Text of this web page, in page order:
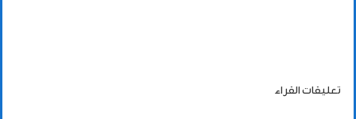
تعليقات القراء